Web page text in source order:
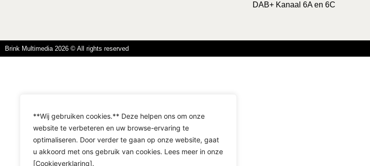
**Wij gebruiken cookies.** Deze helpen ons om onze
website te verbeteren en uw browse-ervaring te
optimaliseren. Door verder te gaan op onze website, gaat
u akkoord met ons gebruik van cookies. Lees meer in onze
[Cookieverklaring].
DAB+ Kanaal 6A en 6C
Brink Multimedia 2026 © All rights reserved